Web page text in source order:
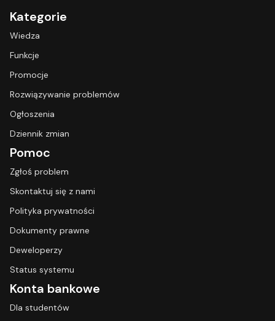
Kategorie
Wiedza
Funkcje
Promocje
Rozwiązywanie problemów
Ogłoszenia
Dziennik zmian
Pomoc
Zgłoś problem
Skontaktuj się z nami
Polityka prywatności
Dokumenty prawne
Deweloperzy
Status systemu
Konta bankowe
Dla studentów